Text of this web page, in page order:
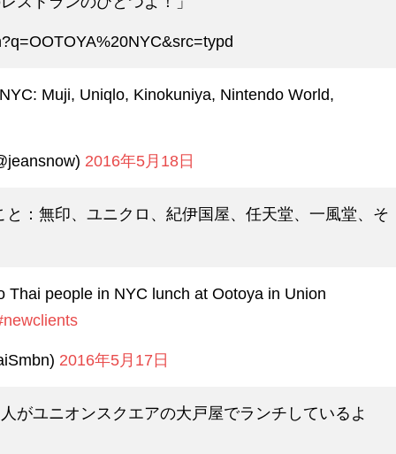
Muji, Uniqlo, Kinokuniya, Nintendo World,
2016年5月18日
と：無印、ユニクロ、紀伊国屋、任天堂、一風堂、そ
Thai people in NYC lunch at Ootoya in Union
2016年5月17日
がユニオンスクエアの大戸屋でランチしているよ